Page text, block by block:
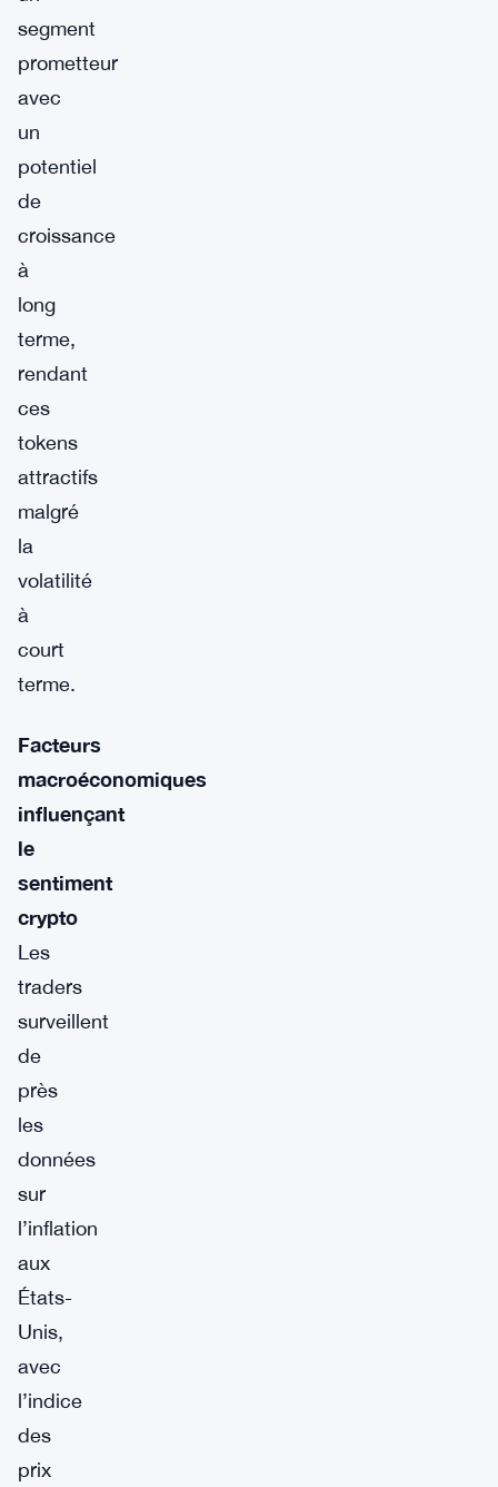
segment
prometteur
avec
un
potentiel
de
croissance
à
long
terme,
rendant
ces
tokens
attractifs
malgré
la
volatilité
à
court
terme.
Facteurs
macroéconomiques
influençant
le
sentiment
crypto
Les
traders
surveillent
de
près
les
données
sur
l’inflation
aux
États-
Unis,
avec
l’indice
des
prix